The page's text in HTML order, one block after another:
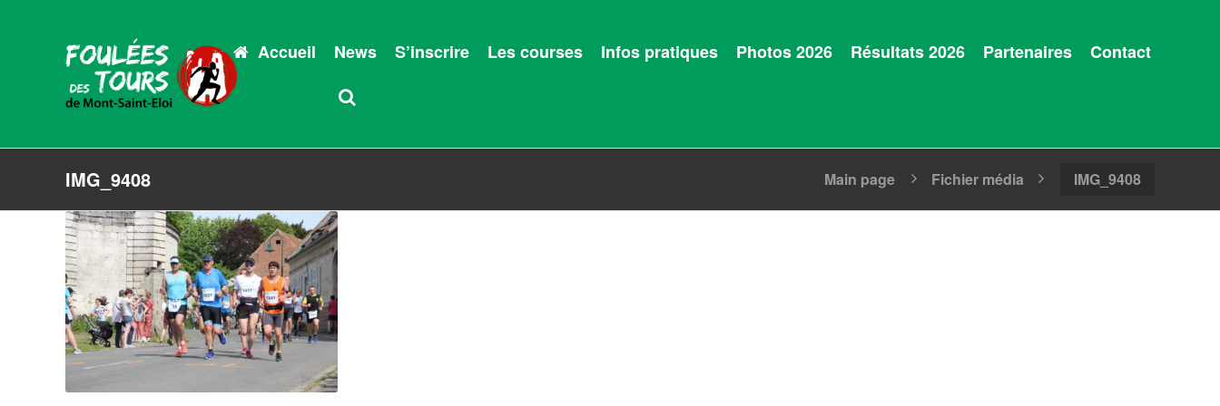
Accueil News S’inscrire Les courses Infos pratiques Photos 2026 Résultats 2026 Partenaires Contact
IMG_9408 Main page Fichier média IMG_9408